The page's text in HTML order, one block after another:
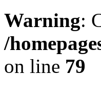
Warning:
/
on line 79